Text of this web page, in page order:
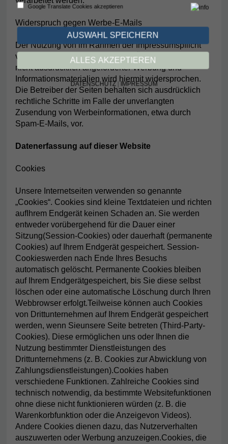
Widerspruch gegen Werbe-E-Mails
Der Nutzung von im Rahmen der Impressumspflicht
veröffentlichten Kontaktdaten zur Übersendung von
nicht ausdrücklich angeforderter Werbung und
Informationsmaterialien wird hiermit widersprochen.
Die Betreiber der Seiten behalten sich ausdrücklich
rechtliche Schritte im Falle der unverlangten
Zusendung von Werbeinformationen, etwa durch
Spam-E-Mails, vor.
Datenerfassung auf dieser Website
Cookies
Unsere Internetseiten verwenden so genannte
„Cookies“. Cookies sind kleine Textdateien und richten
aufIhrem Endgerät keinen Schaden an. Sie werden
entweder vorübergehend für die Dauer einer
Sitzung(Session-Cookies) oder dauerhaft (permanente
Cookies) auf Ihrem Endgerät gespeichert. Session-
Cookieswerden nach Ende Ihres Besuchs
automatisch gelöscht. Permanente Cookies bleiben
auf Ihrem Endgerätgespeichert, bis Sie diese selbst
löschen oder eine automatische Löschung durch Ihren
Webbrowser erfolgt.Teilweise können auch Cookies
von Drittunternehmen auf Ihrem Endgerät gespeichert
werden, wenn Sieunsere Seite betreten (Third-Party-
Cookies). Diese ermöglichen uns oder Ihnen die
Nutzung bestimmter Dienstleistungen des
Drittunternehmens (z. B. Cookies zur Abwicklung von
Zahlungsdienstleistungen).Cookies haben
verschiedene Funktionen. Zahlreiche Cookies sind
technisch notwendig, da bestimmte Websitefunktionen
ohne diese nicht funktionieren würden (z. B. die
Warenkorbfunktion oder die Anzeigevon Videos).
Andere Cookies dienen dazu, das Nutzerverhalten
auszuwerten oder Werbung anzuzeigen.Cookies, die
Google Translate Cookies akzeptieren
AUSWAHL SPEICHERN
ALLES AKZEPTIEREN
DATENSCHUTZ|IMPRESSUM